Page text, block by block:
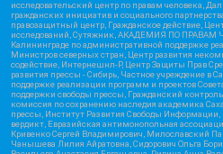
исследовательский центр по правам человека,
гражданских инициатив и социального
правозащитный центр, Гражданское действие,
исследований, Сутяжник, АКАДЕМИЯ ПО ПРАВАМ
Калининграде по административной поддержке
Министров северных стран, Центр развития
содействие, Интернешнл-Р, Центр Защиты Прав
развития прессы - Сибирь, Частное учреждение в
поддержке реализации программ и проектов
поддержки свободы прессы, Гражданский
комиссия по сохранению наследия академика
прессы, Институт Развития Свободы
вердикт, Евразийская антимонопольная
Кривенко Сергей Владимирович, Милославский
Чанышева Лилия Айратовна, Сидорович Ольга